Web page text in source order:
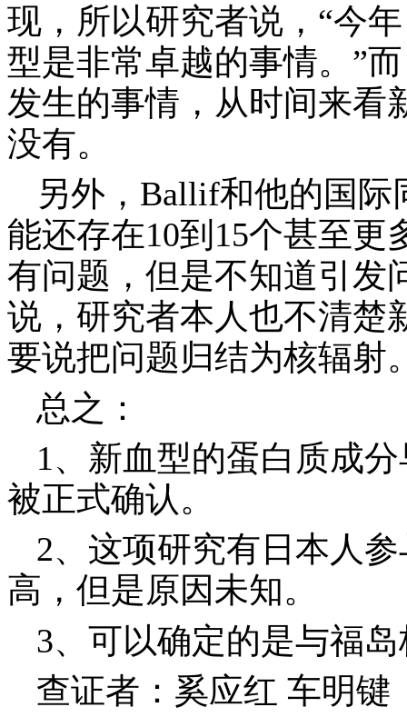
现，所以研究者说，“今
型是非常卓越的事情。”
发生的事情，从时间来看
没有。
另外， Ballif和他的国际
能还存在10到 15个甚至更
有问题，但是不知道引发
说，研究者本人也不清楚
要说把问题归结为核辐射
总之：
1、新血型的蛋白质成
被正式确认。
2、这项研究有日本人
高，但是原因未知。
3、可以确定的是与福
查证者：奚应红 车明键